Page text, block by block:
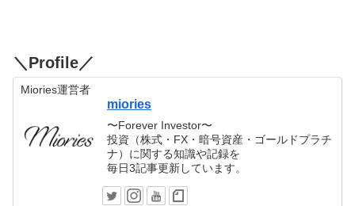
＼Profile／
Miories運営者
miories
〜Forever Investor〜
投資（株式・FX・暗号資産・ゴールドプラチ
ナ）に関する知識や記録を
毎日3記事更新しています。